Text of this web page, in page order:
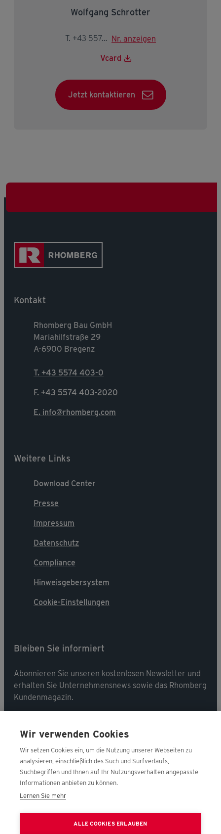
Wolfgang Schrotter
T. +43 5574 403-3528 Nr. anzeigen
Vcard
Jetzt kontaktieren
Kontakt
Rhomberg Bau GmbH
Mariahilfstraße 29
A-6900 Bregenz
T. +43 5574 403-0
F. +43 5574 403-2020
E. info@rhomberg.com
Weitere Links
Download Center
Presse
Impressum
Datenschutz
Compliance
Hinweisgebersystem
Cookie-Einstellungen
Bleiben Sie informiert
Abonnieren Sie unseren kostenlosen Newsletter und
erhalten Sie Unternehmensnews sowie das Rhomberg
Kundenmagazin.
Jetzt abonnieren
Folgen Sie uns
Wir verwenden Cookies
Wir setzen Cookies ein, um die Nutzung unserer Webseiten zu
analysieren, einschließlich des Such und Surfverlaufs,
Suchbegriffen und Ihnen auf Ihr Nutzungsverhalten angepasste
Informationen anbieten zu können.
Lernen Sie mehr
ALLE COOKIES ERLAUBEN